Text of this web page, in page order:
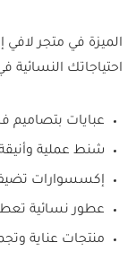
الميزة في متجر
احتياجاتك النسائية
عبايات بتصاميم
شنط عملية
إكسسوارات
عطور نسائية
منتجات عناية